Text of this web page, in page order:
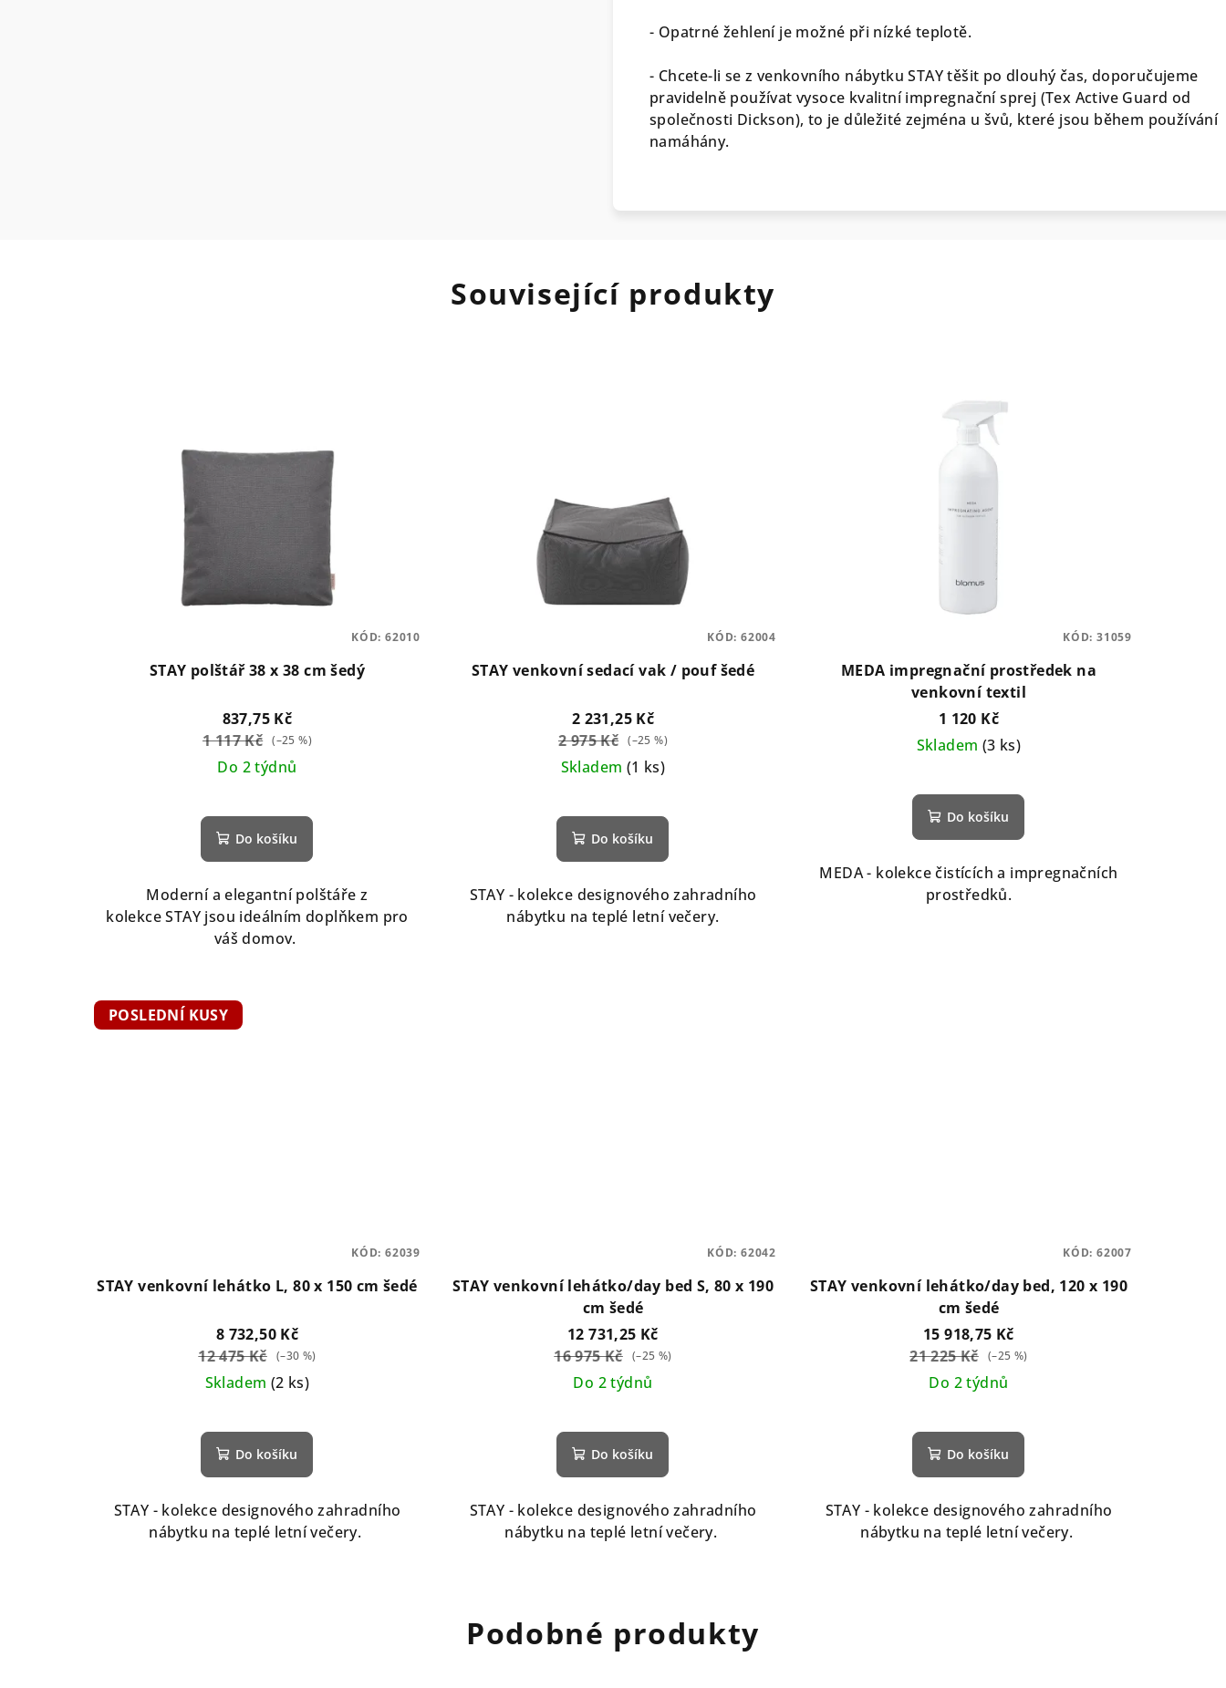
- Opatrné žehlení je možné při nízké teplotě.
- Chcete-li se z venkovního nábytku STAY těšit po dlouhý čas, doporučujeme
pravidelně používat vysoce kvalitní impregnační sprej (Tex Active Guard od
společnosti Dickson), to je důležité zejména u švů, které jsou během používání
namáhány.
Související produkty
STAY polštář 38 x 38 cm šedý
837,75 Kč
1 117 Kč (–25 %)
Do 2 týdnů
Do košíku
Moderní a elegantní polštáře z
kolekce STAY jsou ideálním doplňkem pro
váš domov.
KÓD: 62010
STAY venkovní sedací vak / pouf šedé
2 231,25 Kč
2 975 Kč (–25 %)
Skladem (1 ks)
Do košíku
STAY - kolekce designového zahradního
nábytku na teplé letní večery.
KÓD: 62004
MEDA impregnační prostředek na
venkovní textil
1 120 Kč
Skladem (3 ks)
Do košíku
MEDA - kolekce čistících a impregnačních
prostředků.
KÓD: 31059
POSLEDNÍ KUSY
STAY venkovní lehátko L, 80 x 150 cm šedé
8 732,50 Kč
12 475 Kč (–30 %)
Skladem (2 ks)
hodnocení
produktu
je
5,0
z
Do košíku
STAY - kolekce designového zahradního
nábytku na teplé letní večery.
KÓD: 62039
STAY venkovní lehátko/day bed S, 80 x 190
cm šedé
12 731,25 Kč
16 975 Kč (–25 %)
Do 2 týdnů
Do košíku
STAY - kolekce designového zahradního
nábytku na teplé letní večery.
KÓD: 62042
STAY venkovní lehátko/day bed, 120 x 190
cm šedé
15 918,75 Kč
21 225 Kč (–25 %)
Do 2 týdnů
hodnocení
produktu
je
5,0
z
Do košíku
STAY - kolekce designového zahradního
nábytku na teplé letní večery.
KÓD: 62007
Podobné produkty